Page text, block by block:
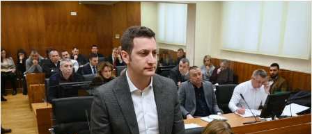
n
a
n
e
m
i